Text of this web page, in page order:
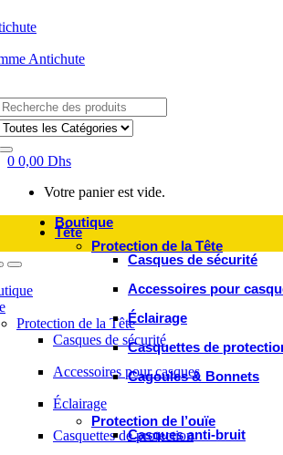
Antichute
Search
for:
0 0,00 Dhs
Votre panier est vide.
Boutique
Tête
Protection de la Tête
Casques de sécurité
Accessoires pour
Éclairage
Casquettes de
Cagoules & Bonnets
Protection de l’ouïe
Casques anti-bruit
Protection de la Tête
Casques de sécurité
Accessoires pour casques
Éclairage
Casquettes de protection